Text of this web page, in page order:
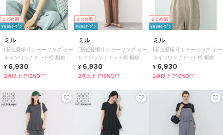
まとめ割
¥888ｸｰﾎﾟﾝ
ミル
[新色登場♪] シャーリング オー
ルインワン / ドット柄 楊柳 ギ
ンガム 【mil(ミル)】
¥ 6,930
2点以上で10%OFF
まとめ割
¥888ｸｰﾎﾟﾝ
ミル
[新色登場♪] シャーリング オー
ルインワン / ドット柄 楊柳 ギ
ンガム 【mil(ミル)】
¥ 6,930
2点以上で10%OFF
まとめ割
¥888ｸｰﾎﾟﾝ
ミル
[新色登場♪] シャーリング オー
ルインワン / ドット柄 楊柳 ギ
ンガム 【mil(ミル)】
¥ 6,930
2点以上で10%OFF